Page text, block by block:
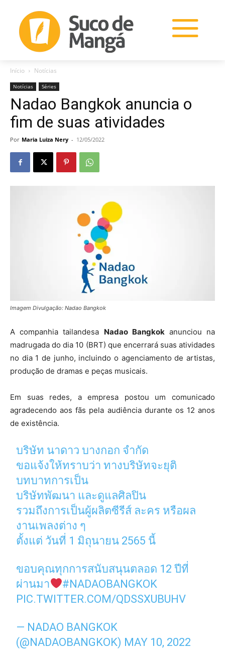
Início Notícias
Notícias Séries
Nadao Bangkok anuncia o
fim de suas atividades
Por Maria Luiza Nery - 12/05/2022
Imagem Divulgação: Nadao Bangkok
A companhia tailandesa Nadao Bangkokanunciou na
madrugada do dia 10 (BRT) que encerrará suas atividades
no dia 1 de junho, incluindo o agenciamento de artistas,
produção de dramas e peças musicais.
Em suas redes, a empresa postou um comunicado
agradecendo aos fãs pela audiência durante os 12 anos
de existência.
บริษัท นาดาว บางกอก จำกัด
ขอแจ้งให้ทราบว่า ทางบริษัทจะยุติ
บทบาทการเป็น
บริษัทพัฒนา และดูแลศิลปิน
รวมถึงการเป็นผู้ผลิตซีรีส์ ละคร หรือผล
งานเพลงต่าง ๆ
ตั้งแต่ วันที่ 1 มิถุนายน 2565 นี้
ขอบคุณทุกการสนับสนุนตลอด 12 ปีที่
ผ่านมา
#NADAOBANGKOK
PIC.TWITTER.COM/QDSSXUBUHV
— NADAO BANGKOK
(@NADAOBANGKOK) MAY 10, 2022